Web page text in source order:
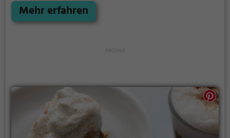
sowie vegetarische Gerichte genießen. Zudem lockt
das Restaurant mit einer Auswahl an erfrischenden
Mehr erfahren